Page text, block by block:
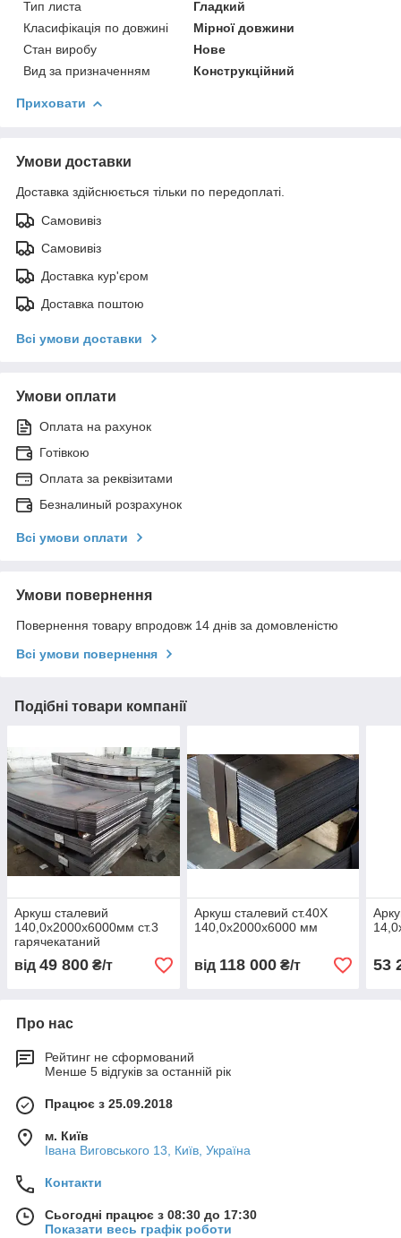
Тип листа
Гладкий
Класифікація по довжині
Мірної довжини
Стан виробу
Нове
Вид за призначенням
Конструкційний
Приховати
Умови доставки
Доставка здійснюється тільки по передоплаті.
Самовивіз
Самовивіз
Доставка кур'єром
Доставка поштою
Всі умови доставки
Умови оплати
Оплата на рахунок
Готівкою
Оплата за реквізитами
Безналиный розрахунок
Всі умови оплати
Умови повернення
Повернення товару впродовж 14 днів за домовленістю
Всі умови повернення
Подібні товари компанії
Аркуш сталевий
140,0х2000х6000мм ст.3
гарячекатаний
від 49 800 ₴/т
Аркуш сталевий ст.40Х
140,0х2000х6000 мм
від 118 000₴/т 53
Про нас
Рейтинг не сформований
Менше 5 відгуків за останній рік
Працює з 25.09.2018
м. Київ
Івана Виговського 13, Київ, Україна
Контакти
Сьогодні працює з 08:30 до 17:30
Показати весь графік роботи